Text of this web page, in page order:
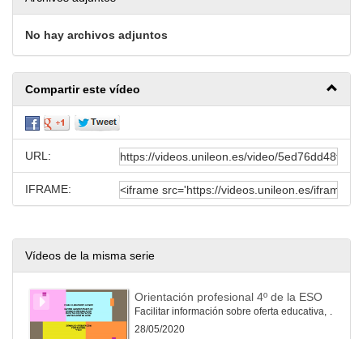
No hay archivos adjuntos
Compartir este vídeo
URL:
IFRAME:
Vídeos de la misma serie
Orientación profesional 4º de la ESO
28/05/2020